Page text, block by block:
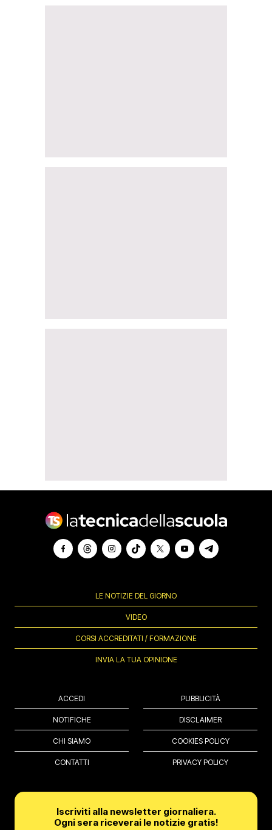
LE NOTIZIE DEL GIORNO
VIDEO
CORSI ACCREDITATI / FORMAZIONE
INVIA LA TUA OPINIONE
ACCEDI
NOTIFICHE
CHI SIAMO
CONTATTI
PUBBLICITÀ
DISCLAIMER
COOKIES POLICY
PRIVACY POLICY
Iscriviti alla newsletter giornaliera.
Ogni sera riceverai le notizie gratis!